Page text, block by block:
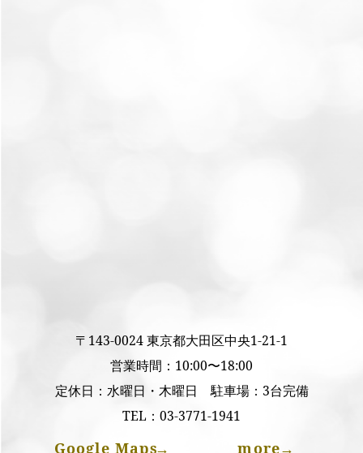
〒143-0024 東京都大田区中央1-21-1
営業時間：10:00〜18:00
定休日：水曜日・木曜日 駐車場：3台完備
TEL： 03-3771-1941
Google Maps→ more→